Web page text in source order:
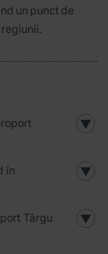
un punct de
▼
în
▼
Târgu
▼